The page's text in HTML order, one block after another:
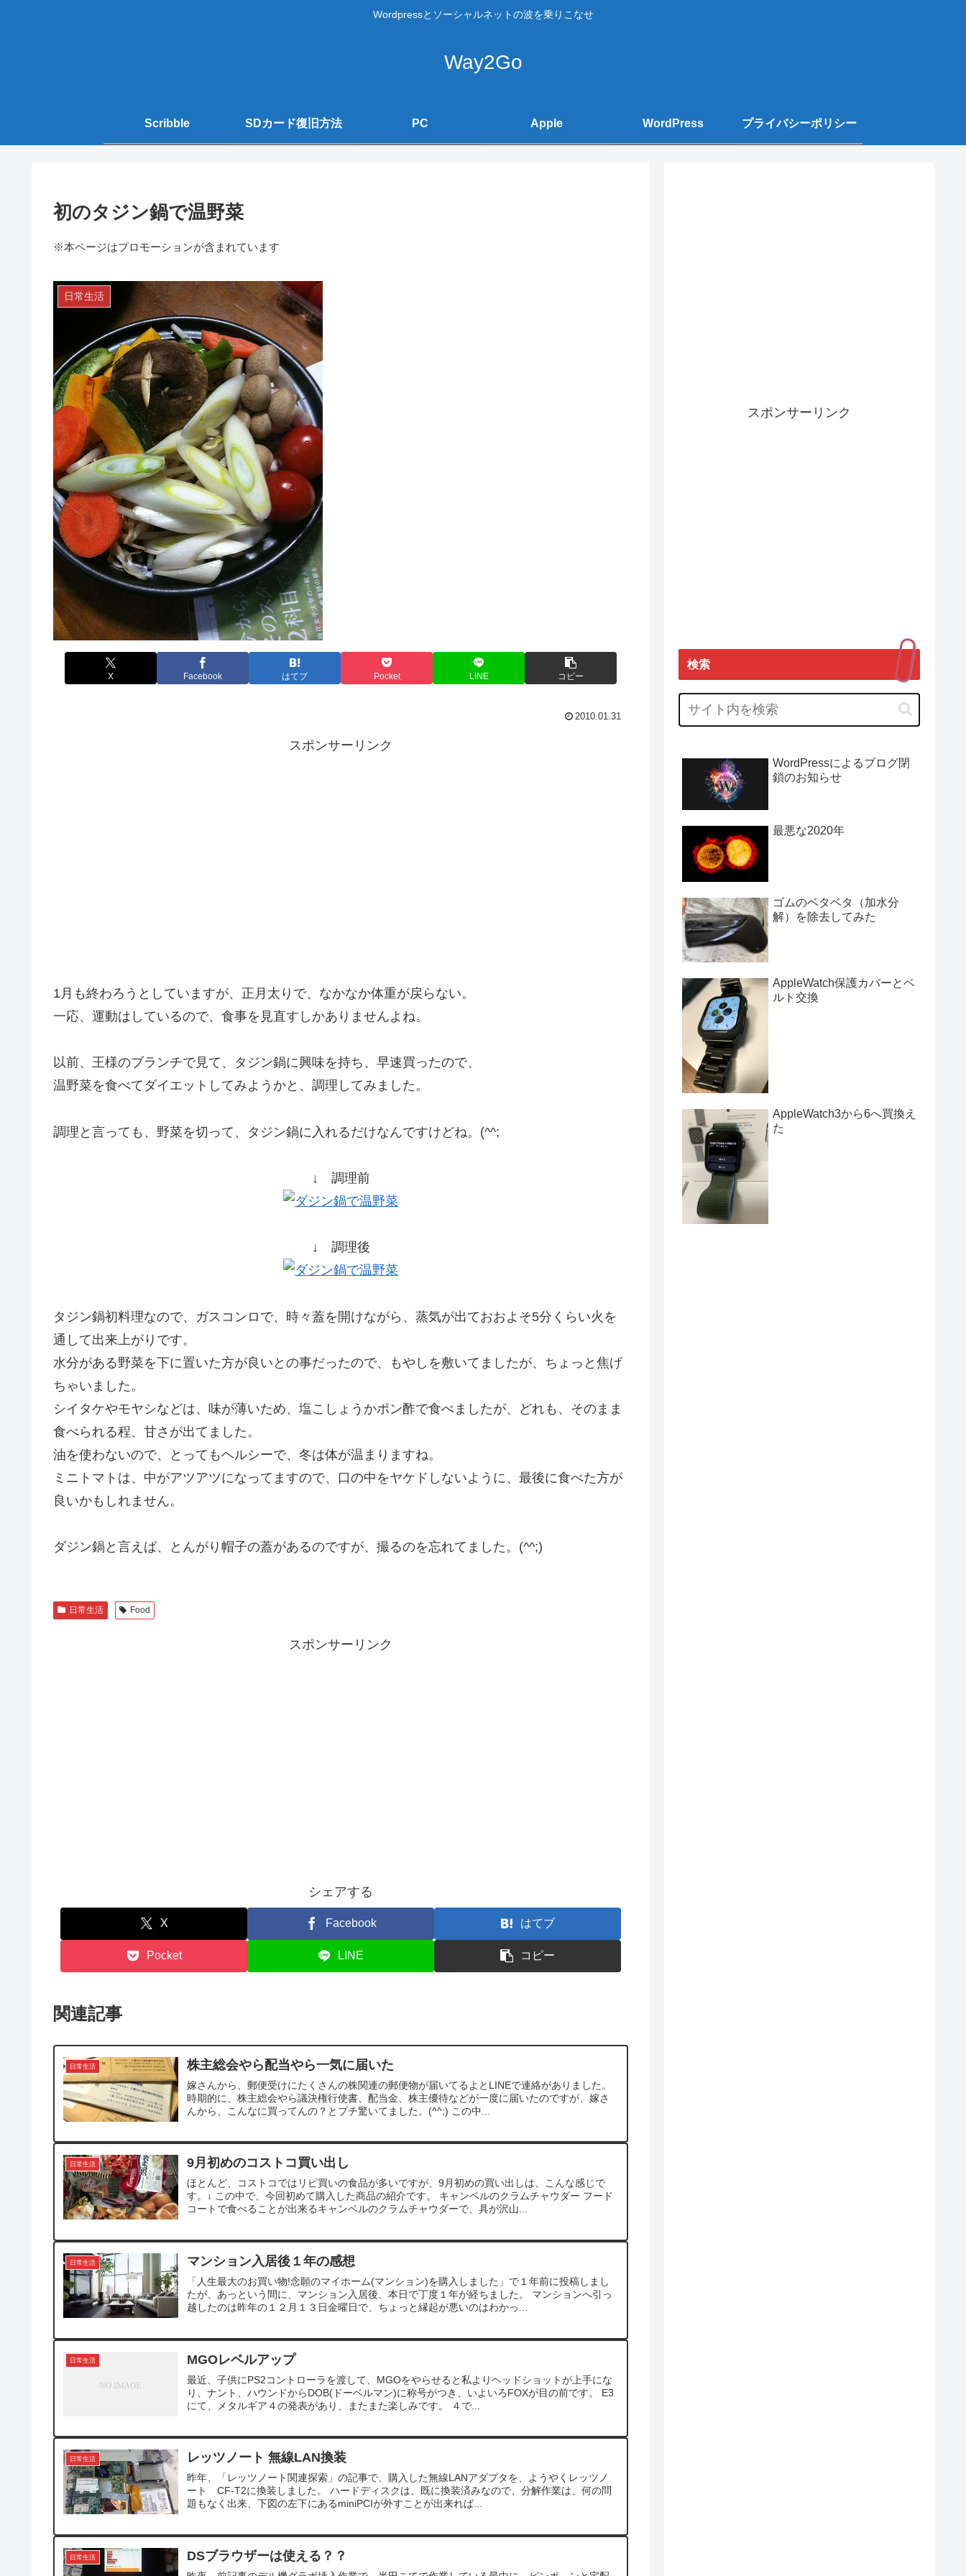
Wordpressとソーシャルネットの波を乗りこなせ
Way2Go
Scribble SDカード復旧方法 PC Apple WordPress プライバシーポリシー
初のタジン鍋で温野菜
※本ページはプロモーションが含まれています
日常生活
X Facebook はてブ Pocket LINE コピー
2010.01.31
スポンサーリンク
1月も終わろうとしていますが、正月太りで、なかなか体重が戻らない。
一応、運動はしているので、食事を見直すしかありませんよね。
以前、王様のブランチで見て、タジン鍋に興味を持ち、早速買ったので、
温野菜を食べてダイエットしてみようかと、調理してみました。
調理と言っても、野菜を切って、タジン鍋に入れるだけなんですけどね。(^^;
↓ 調理前
↓ 調理後
タジン鍋初料理なので、ガスコンロで、時々蓋を開けながら、蒸気が出ておおよそ5分くらい火を
通して出来上がりです。
水分がある野菜を下に置いた方が良いとの事だったので、もやしを敷いてましたが、ちょっと焦げ
ちゃいました。
シイタケやモヤシなどは、味が薄いため、塩こしょうかポン酢で食べましたが、どれも、そのまま
食べられる程、甘さが出てました。
油を使わないので、とってもヘルシーで、冬は体が温まりますね。
ミニトマトは、中がアツアツになってますので、口の中をヤケドしないように、最後に食べた方が
良いかもしれません。
ダジン鍋と言えば、とんがり帽子の蓋があるのですが、撮るのを忘れてました。(^^;)
日常生活 Food
スポンサーリンク
シェアする
X Facebook はてブ
Pocket LINE コピー
関連記事
日常生活 株主総会やら配当やら一気に届いた
嫁さんから、郵便受けにたくさんの株関連の郵便物が届いてるよとLINEで連絡がありました。
時期的に、株主総会やら議決権行使書、配当金、株主優待などが一度に届いたのですが、嫁さ
んから、こんなに買ってんの？とプチ驚いてました。(^^;) この中...
日常生活 9月初めのコストコ買い出し
ほとんど、コストコではリピ買いの食品が多いですが、9月初めの買い出しは、こんな感じで
す。↓ この中で、今回初めて購入した商品の紹介です。 キャンベルのクラムチャウダー フード
コートで食べることが出来るキャンベルのクラムチャウダーで、具が沢山...
日常生活 マンション入居後１年の感想
「人生最大のお買い物!念願のマイホーム(マンション)を購入しました」で１年前に投稿しまし
たが、あっという間に、マンション入居後、本日で丁度１年が経ちました。 マンションへ引っ
越したのは昨年の１２月１３日金曜日で、ちょっと縁起が悪いのはわかっ...
日常生活 MGOレベルアップ
最近、子供にPS2コントローラを渡して、MGOをやらせると私よりヘッドショットが上手にな
り、ナント、ハウンドからDOB(ドーベルマン)に称号がつき、いよいろFOXが目の前です。 E3
にて、メタルギア４の発表があり、またまた楽しみです。 ４で...
日常生活 レッツノート 無線LAN換装
昨年、「レッツノート関連探索」の記事で、購入した無線LANアダプタを、ようやくレッツノ
ート CF-T2に換装しました。 ハードディスクは、既に換装済みなので、分解作業は、何の問
題もなく出来、下図の左下にあるminiPCIが外すことが出来れば...
日常生活 DSブラウザーは使える？？
スポンサーリンク
検索
WordPressによるブログ閉
鎖のお知らせ
最悪な2020年
ゴムのベタベタ（加水分
解）を除去してみた
AppleWatch保護カバーとベ
ルト交換
AppleWatch3から6へ買換え
た